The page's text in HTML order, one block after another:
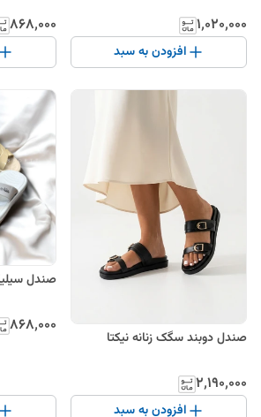
۱٬۰۲۰٬۰۰۰
افزودن به سبد
۸۶۸٬۰۰۰
صندل دوبند سگک زنانه نیکتا
۲٬۱۹۰٬۰۰۰
افزودن به سبد
صندل
۸۶۸٬۰۰۰